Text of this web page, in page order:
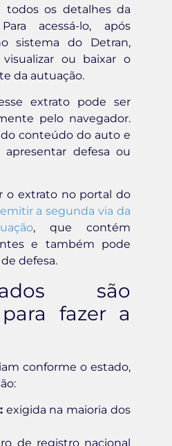
todos os detalhes da
acessá-lo, após
sistema do Detran,
ou baixar o
da autuação.
extrato pode ser
pelo navegador.
conteúdo do auto e
defesa ou
o extrato no portal do
emitir a segunda via da
, que contém
e também pode
defesa.
são
fazer a
conforme o estado,
exigida na maioria dos
de registro nacional